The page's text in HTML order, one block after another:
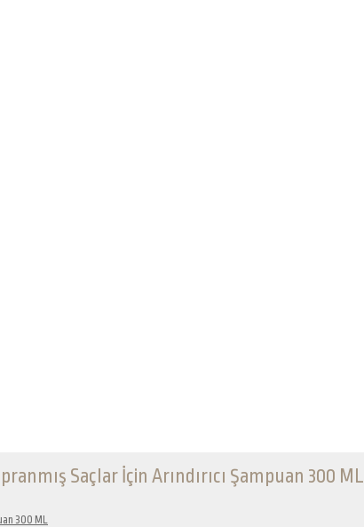
Saçlar İçin Arındırıcı Şampuan 300 ML
300 ML